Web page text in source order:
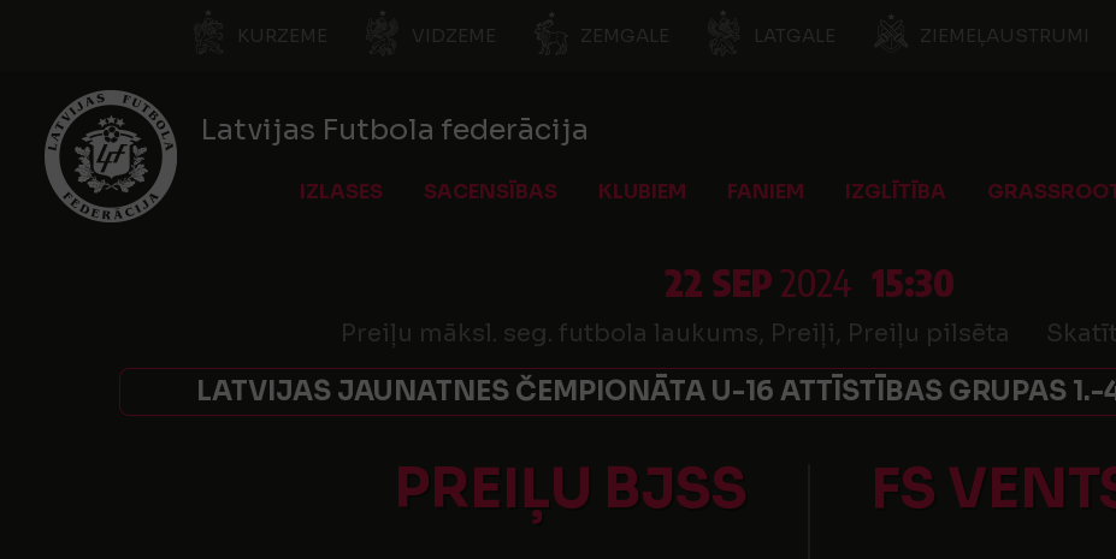
KURZEME VIDZEME ZEMGALE LATGALE ZIEMEĻAUSTRUMI
Latvijas Futbola federācija
IZLASES SACENSĪBAS KLUBIEM FANIEM IZGLĪTĪBA
22 SEP2024 15:30
Preiļu māksl. seg. futbola laukums, Preiļi, Preiļu pilsēta
LATVIJAS JAUNATNES ČEMPIONĀTA U-16 ATTĪSTĪBAS GRUPAS
PREIĻU BJSS FS